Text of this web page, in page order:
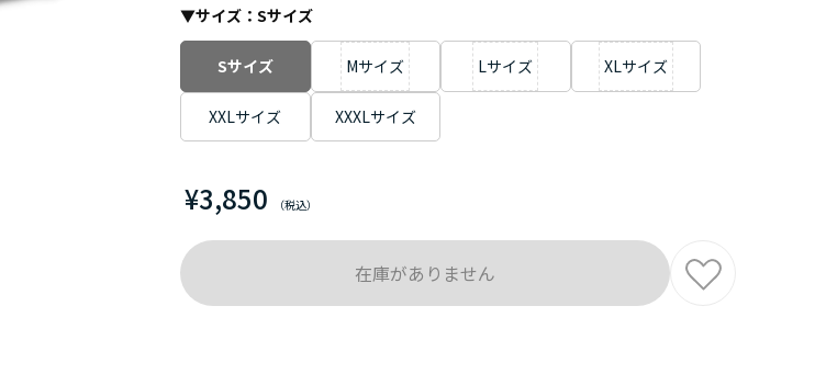
¥3,850
▼サイズ： Sサイズ
Sサイズ Mサイズ Lサイズ XLサイズ
XXLサイズ XXXLサイズ
在庫がありません